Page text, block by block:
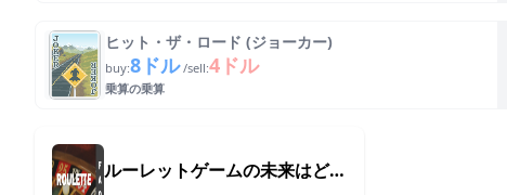
ヒット・ザ・ロード (ジョーカー)
buy:8ドル /sell:4ドル
乗算の乗算
ルーレットゲームの未来はどうなるでしょうか？